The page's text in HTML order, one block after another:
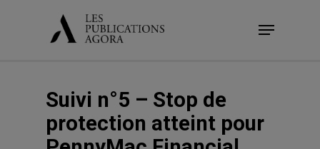
Menu
Suivi n°5 – Stop de
protection atteint pour